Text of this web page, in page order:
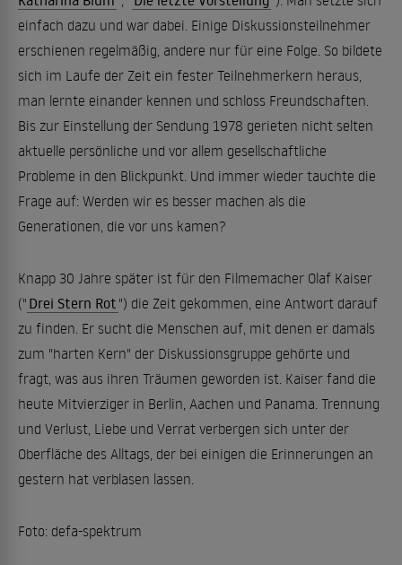
einfach dazu und war dabei. Einige Diskussionsteilnehmer
erschienen regelmäßig, andere nur für eine Folge. So bildete
sich im Laufe der Zeit ein fester Teilnehmerkern heraus,
man lernte einander kennen und schloss Freundschaften.
Bis zur Einstellung der Sendung 1978 gerieten nicht selten
aktuelle persönliche und vor allem gesellschaftliche
Probleme in den Blickpunkt. Und immer wieder tauchte die
Frage auf: Werden wir es besser machen als die
Generationen, die vor uns kamen?
Knapp 30 Jahre später ist für den Filmemacher Olaf Kaiser
(" Drei Stern Rot ") die Zeit gekommen, eine Antwort darauf
zu finden. Er sucht die Menschen auf, mit denen er damals
zum "harten Kern" der Diskussionsgruppe gehörte und
fragt, was aus ihren Träumen geworden ist. Kaiser fand die
heute Mitvierziger in Berlin, Aachen und Panama. Trennung
und Verlust, Liebe und Verrat verbergen sich unter der
Oberfläche des Alltags, der bei einigen die Erinnerungen an
gestern hat verblasen lassen.
Foto: defa-spektrum